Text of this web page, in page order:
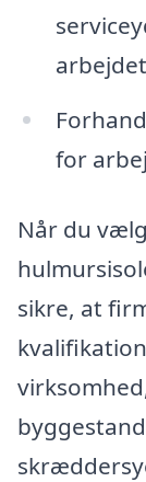
for
Når du
sikre, at